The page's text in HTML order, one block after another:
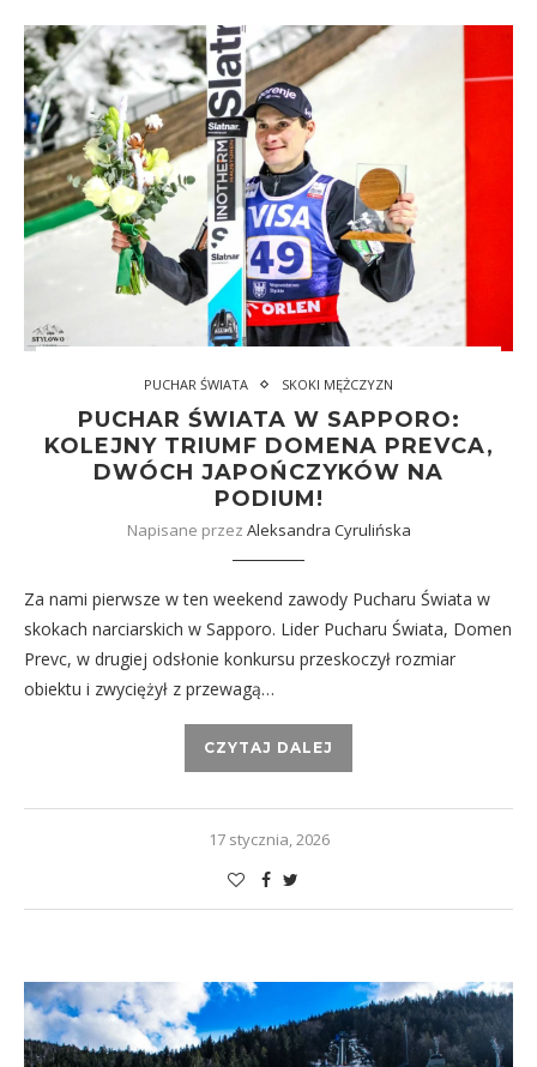
PUCHAR ŚWIATA SKOKI MĘŻCZYZN
PUCHAR ŚWIATA W SAPPORO:
KOLEJNY TRIUMF DOMENA PREVCA,
DWÓCH JAPOŃCZYKÓW NA
PODIUM!
Napisane przez Aleksandra Cyrulińska
Za nami pierwsze w ten weekend zawody Pucharu Świata w
skokach narciarskich w Sapporo. Lider Pucharu Świata, Domen
Prevc, w drugiej odsłonie konkursu przeskoczył rozmiar
obiektu i zwyciężył z przewagą…
CZYTAJ DALEJ
17 stycznia, 2026